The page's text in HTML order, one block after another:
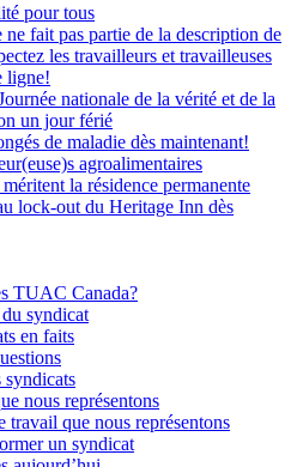
pour tous
fait pas partie de la description de
les travailleurs et travailleuses
ligne!
nationale de la vérité et de la
un jour férié
de maladie dès maintenant!
agroalimentaires
la résidence permanente
lock-out du Heritage Inn dès
TUAC Canada?
syndicat
en faits
syndicats
nous représentons
travail que nous représentons
un syndicat